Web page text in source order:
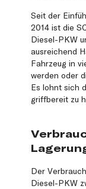
Seit der
2014 ist die
Diesel-PKW
ausreichend
Fahrzeug in
werden oder
Es lohnt sich
griffbereit zu
Der
Diesel-PKW